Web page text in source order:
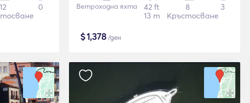
12
0 Ветроходна яхта
42 ft
13 m
8
Кръстосване
3
$1,378/ден